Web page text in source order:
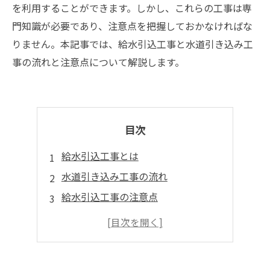
を利用することができます。しかし、これらの工事は専
門知識が必要であり、注意点を把握しておかなければな
りません。本記事では、給水引込工事と水道引き込み工
事の流れと注意点について解説します。
目次
給水引込工事とは
水道引き込み工事の流れ
給水引込工事の注意点
水道引き込み工事の注意点